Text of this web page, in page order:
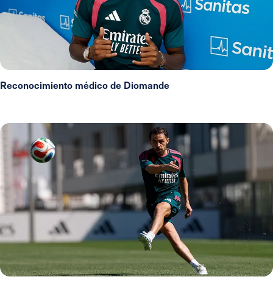
Reconocimiento médico de Diomande